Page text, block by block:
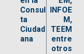
Consul
ta
Ciudad
ana
INFOE
M,
TEEM
entre
otros